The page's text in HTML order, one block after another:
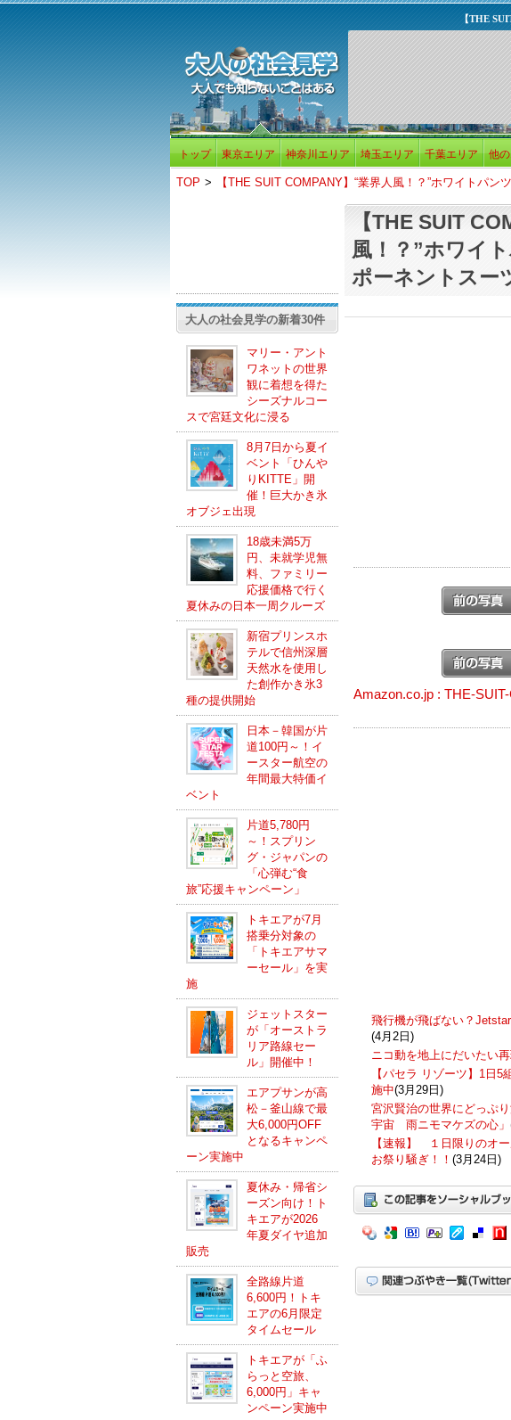
【THE
トップ 東京エリア 神奈川エリア 埼玉エリア 千葉エリア 他
TOP > 【THE SUIT COMPANY】“業界人風！？”ホワイトパ
大人の社会見学の新着30件
マリー・アント
ワネットの世界
観に着想を得た
シーズナルコー
スで宮廷文化に浸る
8月7日から夏イ
ベント「ひんや
りKITTE」開
催！巨大かき氷
オブジェ出現
18歳未満5万
円、未就学児無
料、ファミリー
応援価格で行く
夏休みの日本一周クルーズ
新宿プリンスホ
テルで信州深層
天然水を使用し
た創作かき氷3
種の提供開始
日本－韓国が片
道100円～！イ
ースター航空の
年間最大特価イ
ベント
片道5,780円
～！スプリン
グ・ジャパンの
「心弾む“食
旅”応援キャンペーン」
トキエアが7月
搭乗分対象の
「トキエアサマ
ーセール」を実
施
ジェットスター
が「オーストラ
リア路線セー
ル」開催中！
エアプサンが高
松－釜山線で最
大6,000円OFF
となるキャンペ
ーン実施中
夏休み・帰省シ
ーズン向け！ト
キエアが2026
年夏ダイヤ追加
販売
全路線片道
6,600円！トキ
エアの6月限定
タイムセール
トキエアが「ふ
らっと空旅、
6,000円」キャ
ンペーン実施中
【THE SUIT
風！？”ホワイ
ポーネントスー
Amazon.co.jp : THE-
飛行機が飛ばない？
(4月2日)
ニコ動を地上にだいたい
【パセラ リゾーツ】1日
施中(3月29日)
宮沢賢治の世界にどっぷ
宇宙 雨ニモマケズの心」
【速報】 １日限りのオ
お祭り騒ぎ！！ (3月24日)